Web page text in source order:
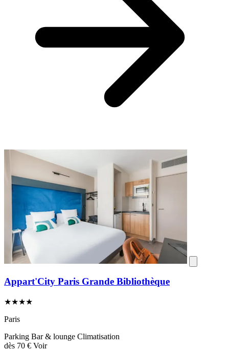
Appart'City Paris Grande Bibliothèque
★★★★
Paris
Parking Bar & lounge Climatisation
dès 70 € Voir